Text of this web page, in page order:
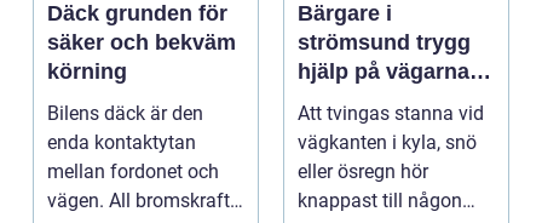
Däck grunden för
säker och bekväm
körning
Bilens däck är den
enda kontaktytan
mellan fordonet och
vägen. All bromskraft,
Bärgare i
strömsund trygg
hjälp på vägarna
året runt
Att tvingas stanna vid
vägkanten i kyla, snö
eller ösregn hör
knappast till någon